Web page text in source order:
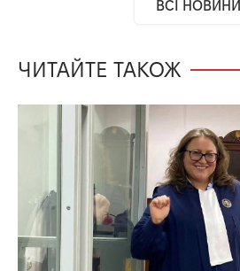
ВСІ НОВИНИ
ЧИТАЙТЕ ТАКОЖ